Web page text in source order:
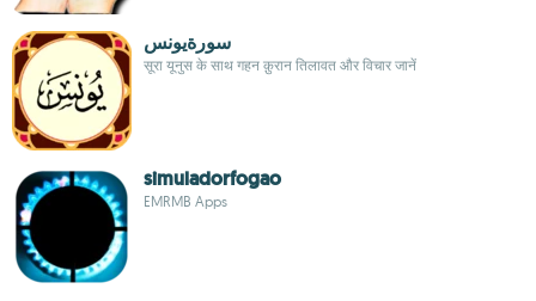
سورة‌یونس
सूरा यूनुस के साथ गहन क़ुरान तिलावत और विचार जानें
simuladorfogao
EMRMB Apps